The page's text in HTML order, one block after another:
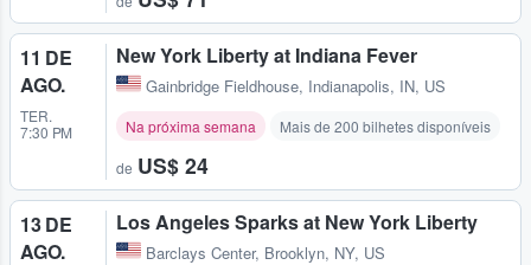
11 DE
AGO.
TER.
7:30 PM
New York Liberty at Indiana Fever
Gainbridge Fieldhouse, Indianapolis, IN, US
Na próxima semana Mais de 200 bilhetes disponíveis
de US$ 24
13 DE
AGO.
Los Angeles Sparks at New York Liberty
Barclays Center, Brooklyn, NY, US